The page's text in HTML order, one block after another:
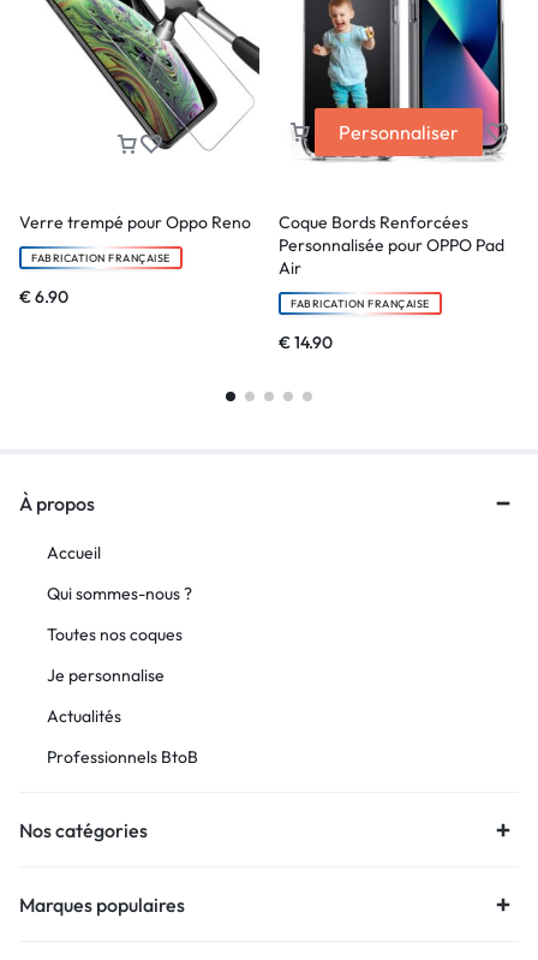
Verre trempé pour Oppo Reno
FABRICATION FRANÇAISE
€6.90
Personnaliser
Coque Bords Renforcées
Personnalisée pour OPPO Pad
Air
FABRICATION FRANÇAISE
€14.90
À propos
Accueil
Qui sommes-nous ?
Toutes nos coques
Je personnalise
Actualités
Professionnels BtoB
Nos catégories
Marques populaires